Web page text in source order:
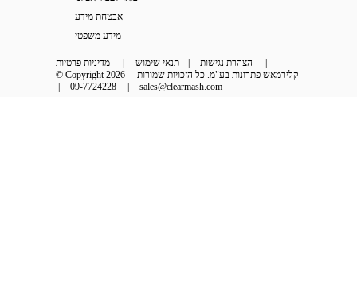
אבטחת מידע
מידע משפטי
מדיניות פרטיות | תנאי שימוש | הצהרת נגישות
|
© Copyright 2026
קלירמאש פתרונות בע"מ. כל הזכויות שמורות
|
09-7724228 | sales@clearmash.com